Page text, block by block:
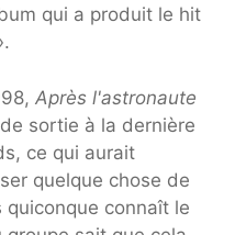
qui a produit le hit
Après l'astronaute
sortie à la dernière
ce qui aurait
quelque chose de
quiconque connaît le